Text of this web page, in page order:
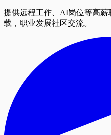
提供远程工作、AI岗位等高
载，职业发展社区交流。